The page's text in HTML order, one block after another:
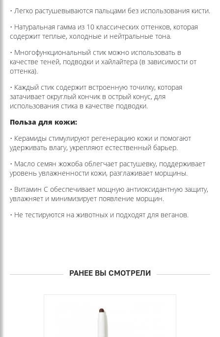
• Легко растушевываются пальцами без использования кисти.
• Натуральная гамма из 10 классических оттенков, которая
содержит теплые, холодные и нейтральные тона.
• Многофункциональный стик можно использовать в
качестве теней, подводки и хайлайтера (в зависимости от
оттенка).
• Каждый стик содержит встроенную точилку, которая
затачивает округлый кончик в острый конус, для
использования стика в качестве подводки.
Польза для кожи:
• Керамиды стимулируют регенерацию кожи и помогают
удерживать влагу, укрепляют естественный барьер.
• Масло семян жожоба облегчает растушевку, поддерживает
уровень увлажненности кожи, разглаживает морщины.
• Витамин С обеспечивает мощную антиоксидантную защиту,
увлажняет и минимизирует появление морщин.
• Не тестируются на животных и подходят для веганов.
РАНЕЕ ВЫ СМОТРЕЛИ